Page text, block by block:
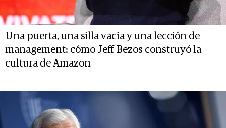
Una puerta, una silla vacía y una lección de
management: cómo Jeff Bezos construyó la
cultura de Amazon